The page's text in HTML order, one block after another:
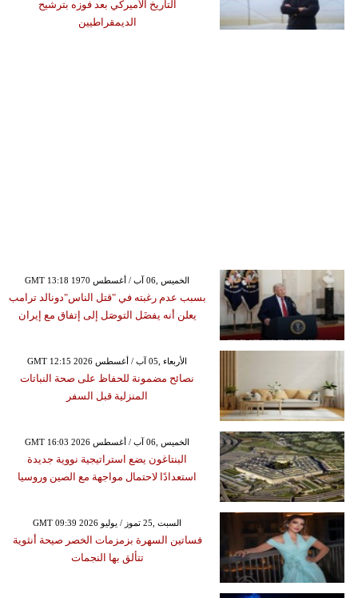
التاريخ الأميركي بعد فوزه بترشيح
الديمقراطيين
GMT 13:18 1970 الخميس ,06 آب / أغسطس
بسبب عدم رغبته في "قتل الناس"دونالد ترامب
يعلن أنه يفضَل التوصَل إلى إتفاق مع إيران
GMT 12:15 2026 الأربعاء ,05 آب / أغسطس
نصائح مضمونة للحفاظ على صحة النباتات
المنزلية قبل السفر
GMT 16:03 2026 الخميس ,06 آب / أغسطس
البنتاغون يضع استراتيجية نووية جديدة
استعدادًا لاحتمال مواجهة مع الصين وروسيا
GMT 09:39 2026 السبت ,25 تموز / يوليو
فساتين السهرة بزمزمات الخصر صيحة أنثوية
تتألق بها النجمات